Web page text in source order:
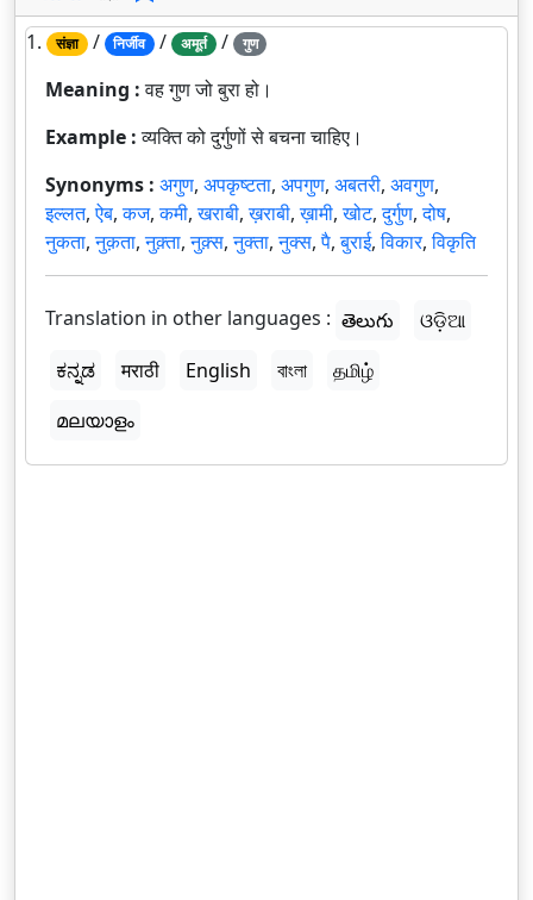
1. संज्ञा / निर्जीव / अमूर्त / गुण
Meaning :वह गुण जो बुरा हो।
Example :व्यक्ति को दुर्गुणों से बचना चाहिए।
Synonyms : अगुण, अपकृष्टता, अपगुण, अबतरी, अवगुण,
इल्लत,ऐब,कज,कमी,खराबी,ख़राबी,ख़ामी,खोट,दुर्गुण,दोष,
नुकता,नुक़ता,नुक़्ता,नुक़्स,नुक्ता,नुक्स,पै,बुराई,विकार,विकृति
Translation in other languages : తెలుగు
ଓଡ଼ିଆ
ಕನ್ನಡ
मराठी English বাংলা
தமிழ்
മലയാളം